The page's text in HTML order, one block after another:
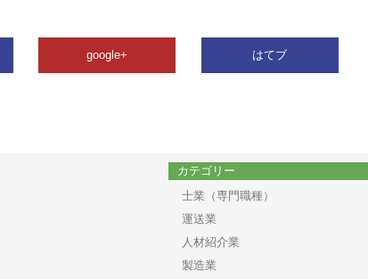
google+ はてブ
カテゴリー
士業（専門職種）
運送業
人材紹介業
製造業